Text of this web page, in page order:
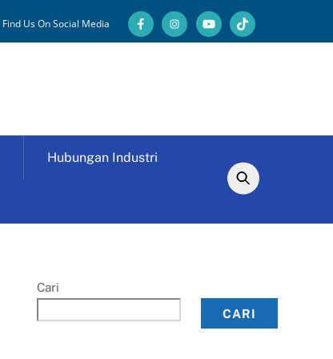
Find Us On Social Media
Hubungan Industri
Cari
CARI